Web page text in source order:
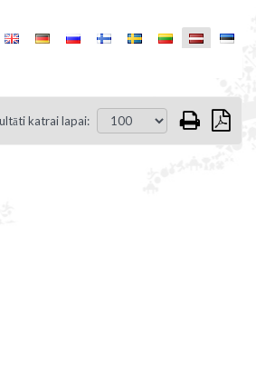
katrai lapai: